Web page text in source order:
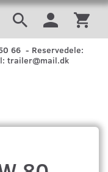
66 - Reservedele:
trailer@mail.dk